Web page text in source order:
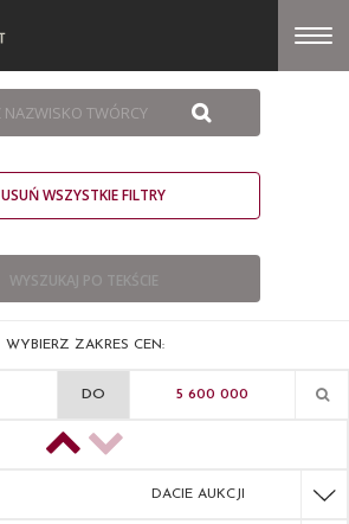
USUŃ WSZYSTKIE FILTRY
WYBIERZ ZAKRES CEN:
DO
DACIE AUKCJI